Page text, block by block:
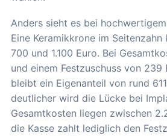
Anders sieht es bei
Eine Keramikkrone im
700 und 1.100 Euro. Bei
und einem Festzuschuss von 239
bleibt ein Eigenanteil von rund
deutlicher wird die Lücke bei
Gesamtkosten liegen zwischen
die Kasse zahlt lediglich den